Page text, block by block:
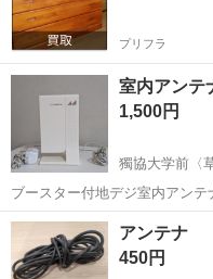
プリフラ
室内アンテ
1,500円
獨協大学前〈
ブースター付地デジ室内アン
入しましたが殆ど使用しませ
埼玉 草加市 獨協大学
アンテナ
450円